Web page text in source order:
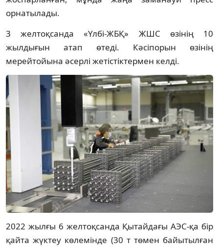
орнатылады.
3 желтоқсанда «Үлбі-ЖБҚ» ЖШС өзінің 10
жылдығын атап өтеді. Кәсіпорын өзінің
мерейтойына әсерлі жетістіктермен келді.
2022 жылғы 6 желтоқсанда Қытайдағы АЭС-қа бір
қайта жүктеу көлемінде (30 т төмен байытылған